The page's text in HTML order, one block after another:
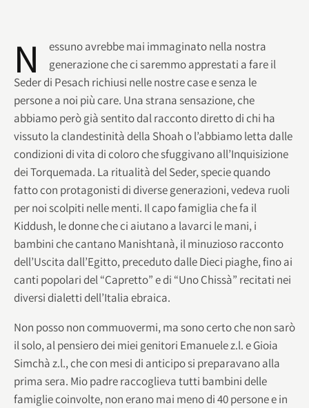
N
essuno avrebbe mai immaginato nella nostra
generazione che ci saremmo apprestati a fare il
Seder di Pesach richiusi nelle nostre case e senza le
persone a noi più care. Una strana sensazione, che
abbiamo però già sentito dal racconto diretto di chi ha
vissuto la clandestinità della Shoah o l’abbiamo letta dalle
condizioni di vita di coloro che sfuggivano all’Inquisizione
dei Torquemada. La ritualità del Seder, specie quando
fatto con protagonisti di diverse generazioni, vedeva ruoli
per noi scolpiti nelle menti. Il capo famiglia che fa il
Kiddush, le donne che ci aiutano a lavarci le mani, i
bambini che cantano Manishtanà, il minuzioso racconto
dell’Uscita dall’Egitto, preceduto dalle Dieci piaghe, fino ai
canti popolari del “Capretto” e di “Uno Chissà” recitati nei
diversi dialetti dell’Italia ebraica.
Non posso non commuovermi, ma sono certo che non sarò
il solo, al pensiero dei miei genitori Emanuele z.l. e Gioia
Simchà z.l., che con mesi di anticipo si preparavano alla
prima sera. Mio padre raccoglieva tutti bambini delle
famiglie coinvolte, non erano mai meno di 40 persone e in